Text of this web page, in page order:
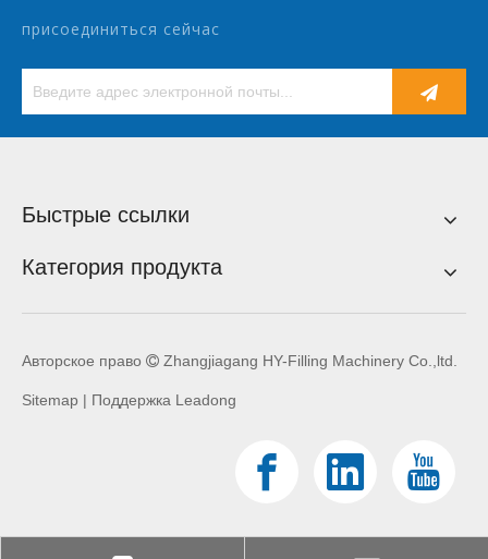
присоединиться сейчас
Быстрые ссылки
Категория продукта
Авторское право  Zhangjiagang HY-Filling Machinery Co.,ltd.
Sitemap | Поддержка Leadong